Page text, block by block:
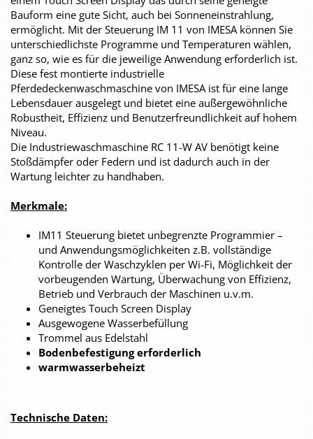
Bauform eine gute Sicht, auch bei Sonneneinstrahlung,
ermöglicht. Mit der Steuerung IM 11 von IMESA können Sie
unterschiedlichste Programme und Temperaturen wählen,
ganz so, wie es für die jeweilige Anwendung erforderlich ist.
Diese fest montierte industrielle
Pferdedeckenwaschmaschine von IMESA ist für eine lange
Lebensdauer ausgelegt und bietet eine außergewöhnliche
Robustheit, Effizienz und Benutzerfreundlichkeit auf hohem
Niveau.
Die Industriewaschmaschine RC 11-W AV benötigt keine
Stoßdämpfer oder Federn und ist dadurch auch in der
Wartung leichter zu handhaben.
Merkmale:
IM11 Steuerung bietet unbegrenzte Programmier –
und Anwendungsmöglichkeiten z.B. vollständige
Kontrolle der Waschzyklen per Wi-Fi, Möglichkeit der
vorbeugenden Wartung, Überwachung von Effizienz,
Betrieb und Verbrauch der Maschinen u.v.m.
Geneigtes Touch Screen Display
Ausgewogene Wasserbefüllung
Trommel aus Edelstahl
Bodenbefestigung erforderlich
warmwasserbeheizt
Technische Daten: